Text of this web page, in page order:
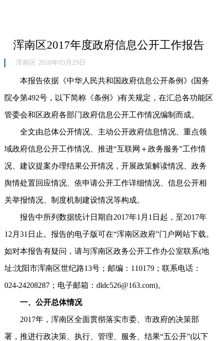
浑南区2017年度政府信息公开工作报告
浑南区 2018年03月29日
本报告依据《中华人民共和国政府信息公开条例》(国务
院令第492号，以下简称《条例》)有关规定，在汇总各功能区
管委会和区政府各部门政府信息公开工作情况编制而成。
全文由总体公开情况、主动公开政府信息情况、重点领
域政府信息公开工作情况、推进“互联网＋政务服务”工作情
况、建议提案办理结果公开情况，开展政策解读情况、政务
舆情处置回应情况、依申请公开工作详细情况、信息公开相
关举报情况、制度机制建设情况等构成。
报告中所列数据统计日期自2017年1月1日起，至2017年
12月31日止。报告的电子版可在“浑南区政府”门户网站下载。
如对本报告有疑问，请与浑南区政务公开工作办公室联系(地
址:沈阳市浑南区世纪路13号；邮编：110179；联系电话：
024-24208287；电子邮箱：dldc526@163.com)。
一、公开总体情况
2017年，浑南区全面贯彻落实市委、市政府的决策部
署，推进行政决策、执行、管理、服务、结果“五公开”(以下